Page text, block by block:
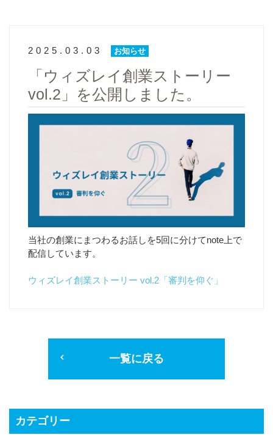
2025.03.03 お知らせ
「ウィズレイ創業ストーリー
vol.2」を公開しました。
当社の創業にまつわるお話しを5回に分けてnote上で
配信しています。
ウィズレイ創業ストーリー vol.2「審判を仰ぐ」
一覧に戻る
カテゴリー